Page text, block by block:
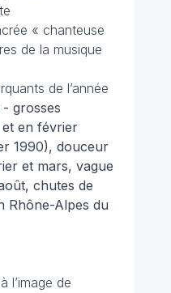
« chanteuse
de la musique
de l’année
grosses
en février
1990), douceur
et mars, vague
chutes de
Rhône-Alpes du
l’image de